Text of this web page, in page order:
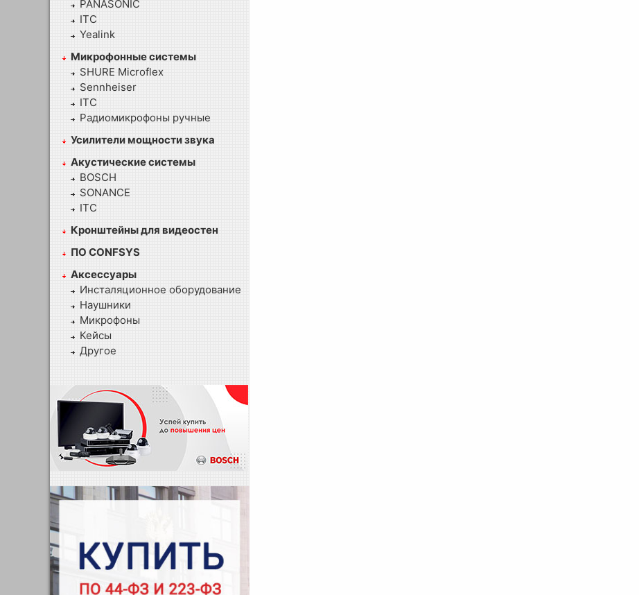
PANASONIC
ITC
Yealink
Микрофонные системы
SHURE Microflex
Sennheiser
ITC
Радиомикрофоны ручные
Усилители мощности звука
Акустические системы
BOSCH
SONANCE
ITC
Кронштейны для видеостен
ПО CONFSYS
Аксессуары
Инсталяционное оборудование
Наушники
Микрофоны
Кейсы
Другое